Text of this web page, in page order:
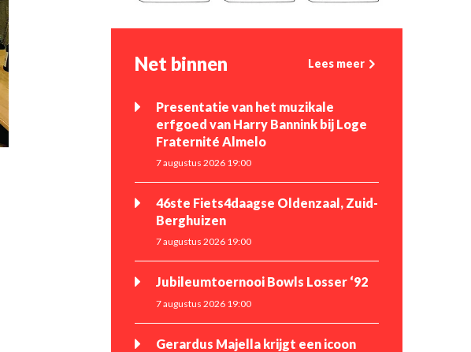
Net binnen Lees meer
Presentatie van het muzikale
erfgoed van Harry Bannink bij Loge
Fraternité Almelo
7 augustus 2026 19:00
46ste Fiets4daagse Oldenzaal, Zuid-
Berghuizen
7 augustus 2026 19:00
Jubileumtoernooi Bowls Losser ‘92
7 augustus 2026 19:00
Gerardus Majella krijgt een icoon